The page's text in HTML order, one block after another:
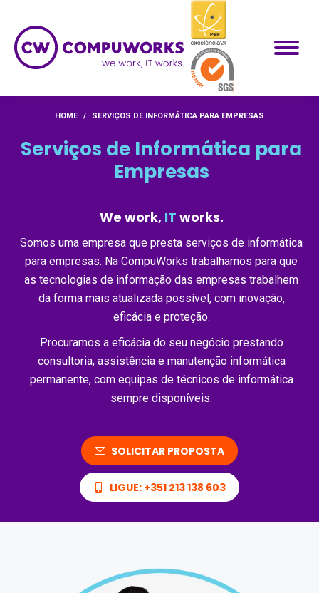
HOME SERVIÇOS DE INFORMÁTICA PARA EMPRESAS
Serviços de Informática para
Empresas
We work, IT works.
Somos uma empresa que presta serviços de informática
para empresas. Na CompuWorks trabalhamos para que
as tecnologias de informação das empresas trabalhem
da forma mais atualizada possível, com inovação,
eficácia e proteção.
Procuramos a eficácia do seu negócio prestando
consultoria, assistência e manutenção informática
permanente, com equipas de técnicos de informática
sempre disponíveis.
SOLICITAR PROPOSTA
LIGUE: +351 213 138 603